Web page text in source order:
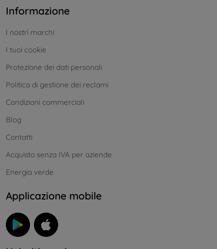
Informazione
I nostri marchi
I tuoi cookie
Protezione dei dati personali
Politica di gestione dei reclami
Condizioni commerciali
Blog
Contatti
Acquisto senza IVA per aziende
Energia verde
Applicazione mobile